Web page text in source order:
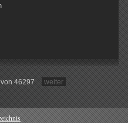
von 46297 weiter